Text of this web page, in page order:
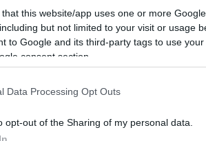
that this website/app uses one or more
but not limited to your visit or usage
to Google and its third-party tags to use
consent section.
Data Processing Opt Outs
opt-out of the Sharing of my personal data.